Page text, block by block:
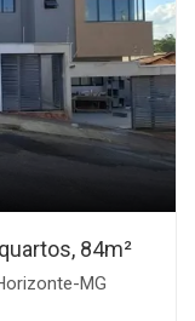
84m²
MG